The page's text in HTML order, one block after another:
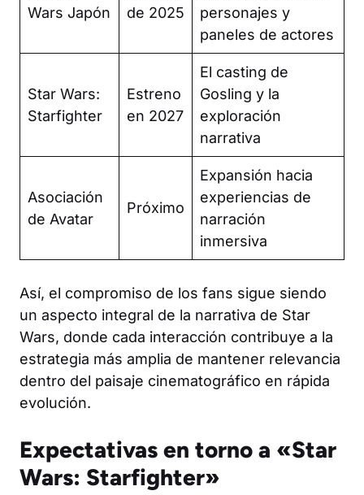
Wars Japón
de 2025
personajes y
paneles de actores
Star Wars:
Starfighter
Estreno
en 2027
El casting de
Gosling y la
exploración
narrativa
Asociación
de Avatar
Próximo
Expansión hacia
experiencias de
narración
inmersiva
Así, el compromiso de los fans sigue siendo
un aspecto integral de la narrativa de Star
Wars, donde cada interacción contribuye a la
estrategia más amplia de mantener relevancia
dentro del paisaje cinematográfico en rápida
evolución.
Expectativas en torno a «Star
Wars: Starfighter»